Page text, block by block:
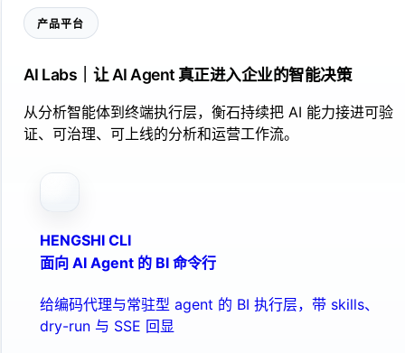
产品平台
AI Labs｜让 AI Agent 真正进入企业的智能决策
从分析智能体到终端执行层，衡石持续把 AI 能力接进可验
证、可治理、可上线的分析和运营工作流。
HENGSHI CLI
面向 AI Agent 的 BI 命令行
给编码代理与常驻型 agent 的 BI 执行层，带 skills、
dry-run 与 SSE 回显